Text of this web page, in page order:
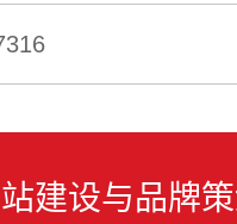
建设与品牌